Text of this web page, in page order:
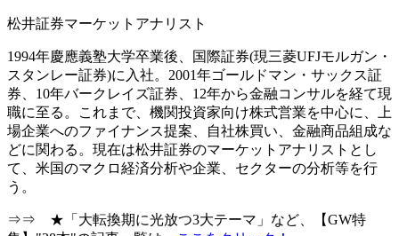
松井証券マーケットアナリスト
1994年慶應義塾大学卒業後、国際証券(現三菱UFJモルガン・
スタンレー証券)に入社。2001年ゴールドマン・サックス証
券、10年バークレイズ証券、12年から金融コンサルを経て現
職に至る。これまで、機関投資家向け株式営業を中心に、上
場企業へのファイナンス提案、自社株買い、金融商品組成な
どに関わる。現在は松井証券のマーケットアナリストとし
て、米国のマクロ経済分析や企業、セクターの分析等を行
う。
⇒⇒ ★「大転換期に光放つ3大テーマ」など、【GW特